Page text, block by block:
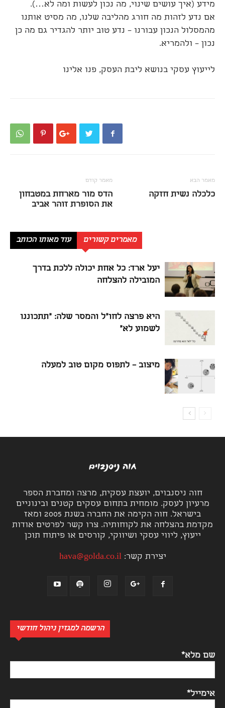
מידע (איך עושים שינוי, מה נכון לעשות ומה לא…).
אם נדע לזהות מה חורג מהליבה שלנו, מה מסיט אותנו
מהמסלול הנכון עבורנו – נדע טוב יותר להגדיר גם מה כן
נכון – ולהמריא.
לייעוץ עסקי בנושא ליבת העסק, פנו אלינו
מאמר קודם
הדס מור מארחת במטבחון
את הסופרת זוהר אביב
מאמר הבא
כלכלה נשית חזקה
מאמרים קשורים עוד מאותו הכותב
יעל ארד: כל אחת יכולה ללכת בדרך
המובילה להצלחה
היא פרצה לחו"ל והמסר שלה: "תתכוננו
לשמוע לא"
מיצוב – לתפוס מקום טוב למעלה
חוה ניסנבוים, יועצת עסקית, מרצה ומחברת הספר
מרעיון לעסק. מומחית בתחום עסקים קטנים ובינוניים
בישראל. חוה הקימה את החברה בשנת 2005 ומאז
מקדמת בהצלחה את לקוחותיה. צרו קשר לפרטים אודות
ייעוץ, ליווי עסקי ושיווקי, קורסים או פיתוח תוכן
יצירת קשר:hava@golda.co.il
הרשמה למגזין ניהול חודשי
שם מלא*
אימייל*